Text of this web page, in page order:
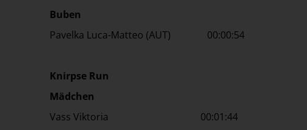
Buben
Pavelka Luca-Matteo (AUT) 00:00:54
Knirpse Run
Mädchen
Vass Viktoria 00:01:44